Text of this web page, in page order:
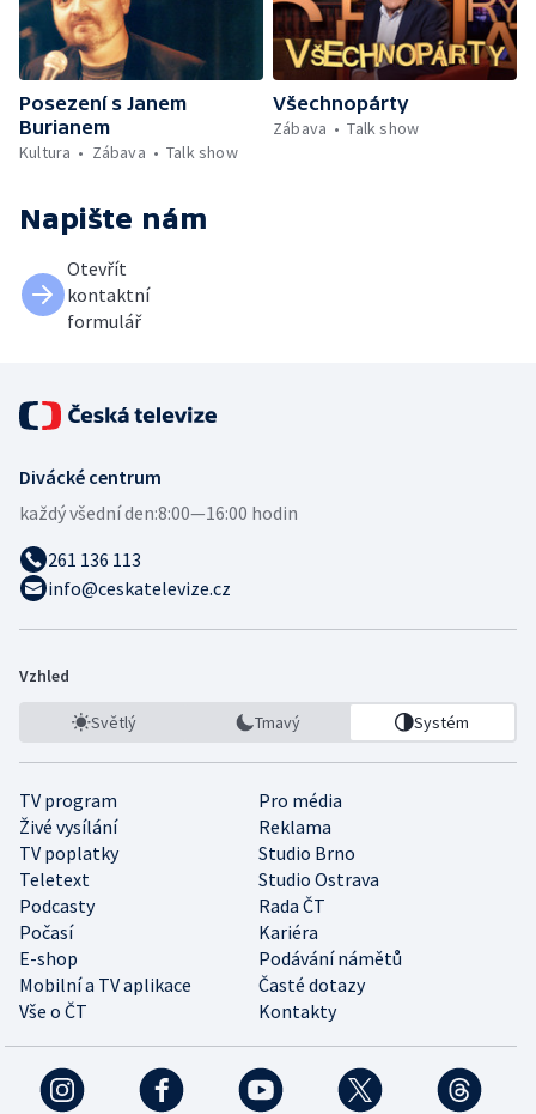
Posezení s Janem
Burianem
Kultura
Zábava Talk show
Všechnopárty
Zábava
Talk show
Napište nám
Otevřít
kontaktní
formulář
Divácké centrum
každý všední den:8:00—16:00 hodin
261 136 113
info@ceskatelevize.cz
Vzhled
Světlý Tmavý Systém
TV program
Pro média
Živé vysílání
Reklama
TV poplatky
Studio Brno
Teletext
Studio Ostrava
Podcasty
Rada ČT
Počasí
Kariéra
E-shop
Podávání námětů
Mobilní a TV aplikace
Časté dotazy
Vše o ČT
Kontakty